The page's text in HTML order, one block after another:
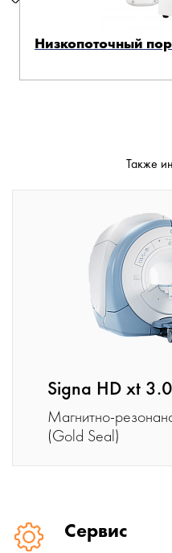
Низкопоточный
Также
Signa HD xt
Магнитно-
(Gold Seal)
Сервис